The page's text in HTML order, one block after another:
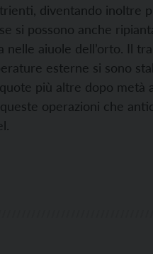
diventando inoltre
si possono anche
nelle aiuole dell’orto. Il
esterne si sono
più altre dopo
operazioni che